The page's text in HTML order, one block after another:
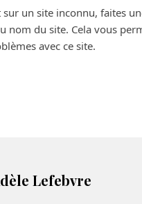
sur un site inconnu, faites
nom du site. Cela vous
avec ce site.
Lefebvre